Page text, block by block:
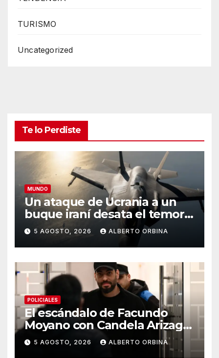
TURISMO
Uncategorized
Te lo Perdiste
MUNDO
Un ataque de Ucrania a un
buque iraní desata el temor a
que las dos guerras se unan
en un conflicto mayor
5 AGOSTO, 2026 ALBERTO ORBINA
POLICIALES
El escándalo de Facundo
Moyano con Candela Arizaga:
una noche de cocaína que
“se fue de las manos” y
5 AGOSTO, 2026 ALBERTO ORBINA